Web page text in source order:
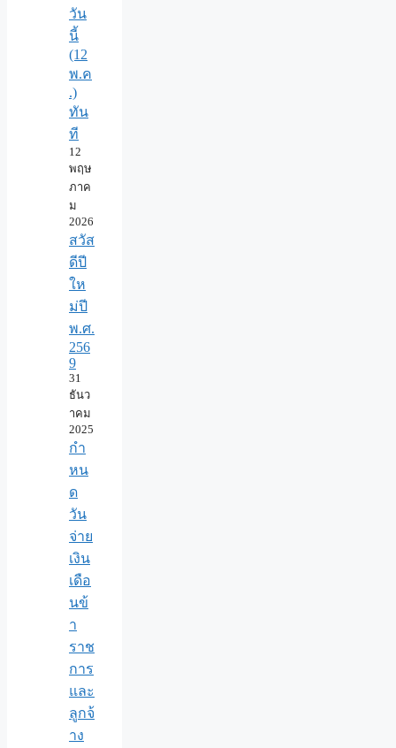
วัน
นี้
(12
พ.ค
.)
ทัน
ที
12
พฤษ
ภาค
ม
2026
สวัส
ดีปี
ให
ม่ปี
พ.ศ.
256
9
31
ธันว
าคม
2025
กำ
หน
ด
วัน
จ่าย
เงิน
เดือ
นข้
า
ราช
การ
และ
ลูกจ้
าง